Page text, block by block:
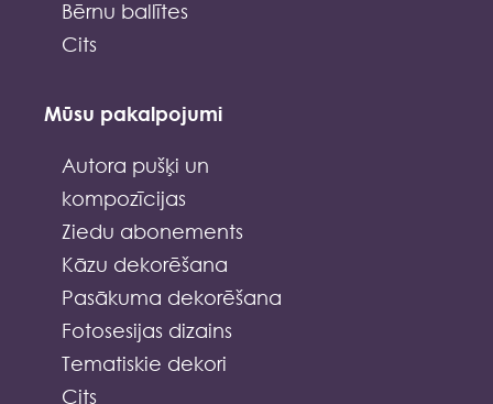
Bērnu ballītes
Cits
Mūsu pakalpojumi
Autora pušķi un
kompozīcijas
Ziedu abonements
Kāzu dekorēšana
Pasākuma dekorēšana
Fotosesijas dizains
Tematiskie dekori
Cits